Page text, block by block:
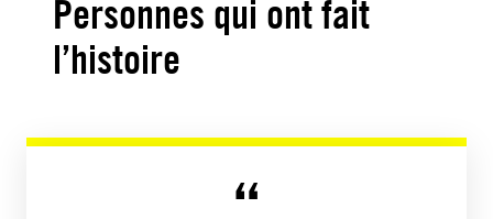
Personnes qui ont fait
l’histoire